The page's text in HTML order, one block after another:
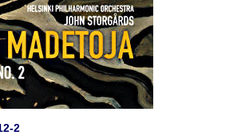
2